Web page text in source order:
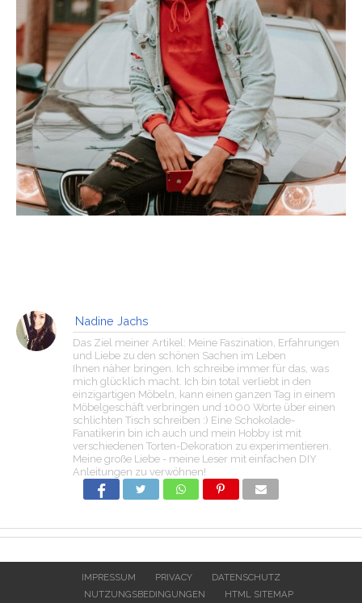
Nadine Jachs
Das Ziel meiner Artikel: Meine Faszination, Erfahrungen
und Liebe zu den schönen Sachen im Leben
Ihnen näher bringen. Ich schreibe immer für das, was
mich glücklich macht. Ich bin total verliebt in den
einzigartigen Möbeln, kann einen ganzen Tag in einem
Möbelgeschäft verbringen und 1000 Worte über einen
schlichten Tisch schreiben :) Eine Schokolade-
Fanatikerin bin ich auch und mein Hobby ist mit
verschiedenen Torten-Dekoration zu experimentieren.
Meine große Liebe - meine Leser mit einfachen DIY
Anleitungen zu verwöhnen!
IMPRESSUM PRIVACY
DATENSCHUTZ
NUTZUNGSBEDINGUNGEN
HTML SITEMAP